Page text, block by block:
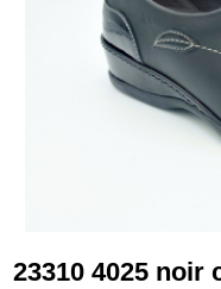
23310 4025 noir